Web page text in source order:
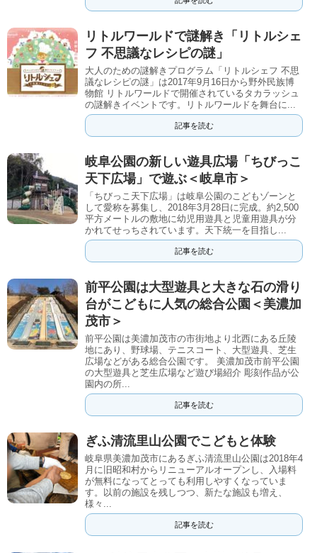
リトルワールドで謎解き「リトルシェ
フ 不思議なレシピの謎」
大人のための謎解きプログラム「リトルシェフ 不思
議なレシピの謎」は2017年9月16日から野外民族博
物館 リトルワールドで開催されているタカラッシュ
の謎解きイベントです。リトルワールドを舞台に...
記事を読む
岐阜公園の新しい遊具広場「ちびっこ
天下広場」で遊ぶ＜岐阜市＞
「ちびっこ天下広場」は岐阜公園のこどもゾーンと
して愛称を募集し、2018年3月28日に完成。約2,500
平方メートルの敷地に幼児用遊具と児童用遊具が分
かれてせっちされています。天下統一を目指し...
記事を読む
前平公園は大型遊具と大きな石の滑り
台がこどもに人気の総合公園＜美濃加
茂市＞
前平公園は美濃加茂市の市街地より北西にある丘陵
地にあり、野球場、テニスコート、大型遊具、芝生
広場などがある総合公園です。 美濃加茂市前平公園
の大型遊具と芝生広場など遊び場紹介 彫刻作品が公
園内の所...
記事を読む
ぎふ清流里山公園でこどもと体験
岐阜県美濃加茂市にあるぎふ清流里山公園は2018年4
月に旧昭和村からリニューアルオープンし、入場料
が無料になってとっても利用しやすくなっていま
す。以前の施設を残しつつ、新たな施設も増え、
様々...
記事を読む